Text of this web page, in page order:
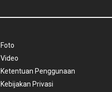
Foto
Video
Ketentuan Penggunaan
Kebijakan Privasi